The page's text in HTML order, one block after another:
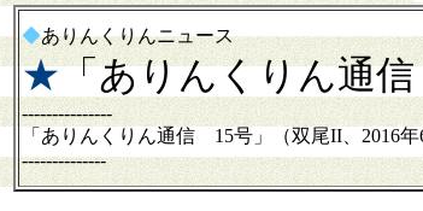
◆ありんくりんニュース
★「ありんくりん通
---------------
「ありんくりん通信 15号」（双尾II、2016年
--------------